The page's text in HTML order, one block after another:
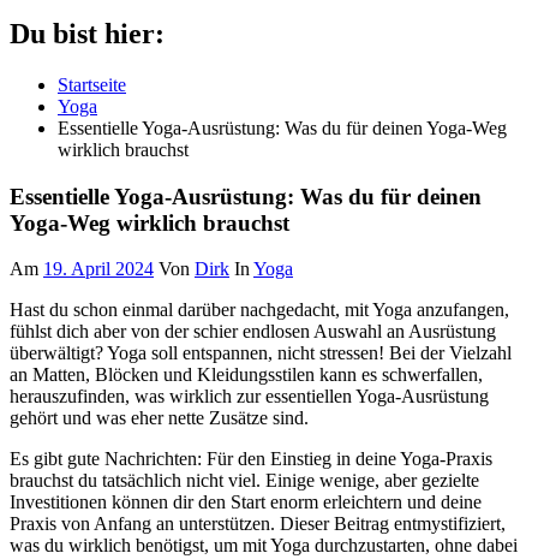
Du bist hier:
Startseite
Yoga
Essentielle Yoga-Ausrüstung: Was du für deinen Yoga-Weg
wirklich brauchst
Essentielle Yoga-Ausrüstung: Was du für deinen
Yoga-Weg wirklich brauchst
Am 19. April 2024 Von Dirk In Yoga
Hast du schon einmal darüber nachgedacht, mit Yoga anzufangen,
fühlst dich aber von der schier endlosen Auswahl an Ausrüstung
überwältigt? Yoga soll entspannen, nicht stressen! Bei der Vielzahl
an Matten, Blöcken und Kleidungsstilen kann es schwerfallen,
herauszufinden, was wirklich zur essentiellen Yoga-Ausrüstung
gehört und was eher nette Zusätze sind.
Es gibt gute Nachrichten: Für den Einstieg in deine Yoga-Praxis
brauchst du tatsächlich nicht viel. Einige wenige, aber gezielte
Investitionen können dir den Start enorm erleichtern und deine
Praxis von Anfang an unterstützen. Dieser Beitrag entmystifiziert,
was du wirklich benötigst, um mit Yoga durchzustarten, ohne dabei